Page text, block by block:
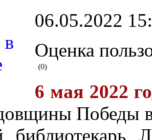
06.05.2022
Оценка
(0)
6 мая 2022
Победы
библиотекарь